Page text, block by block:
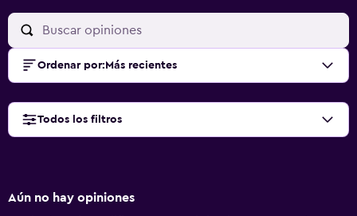
Ordenar por: Más recientes
Todos los filtros
Aún no hay opiniones